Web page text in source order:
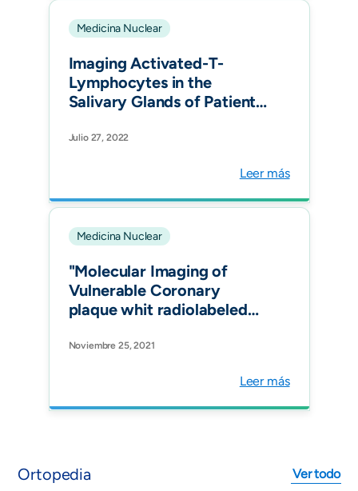
Medicina Nuclear
Imaging Activated-T-
Lymphocytes in the
Salivary Glands of Patients
by 99m Tc-Interleukin-2:
Implications. J Clin Med.
Julio 27, 2022
Leer más
Medicina Nuclear
"Molecular Imaging of
Vulnerable Coronary
plaque whit radiolabeled
(SSTR) J.Clin.Med."
Noviembre 25, 2021
Leer más
Ortopedia Ver todo